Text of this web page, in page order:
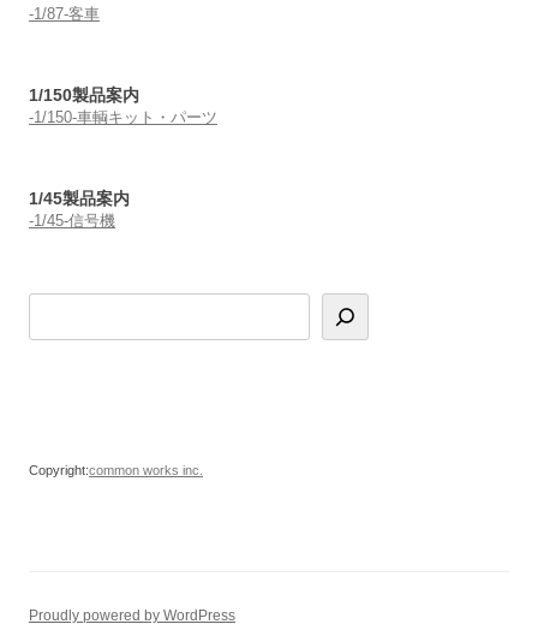
-1/87-客車
1/150製品案内
-1/150-車輌キット・パーツ
1/45製品案内
-1/45-信号機
Copyright:common works inc.
Proudly powered by WordPress